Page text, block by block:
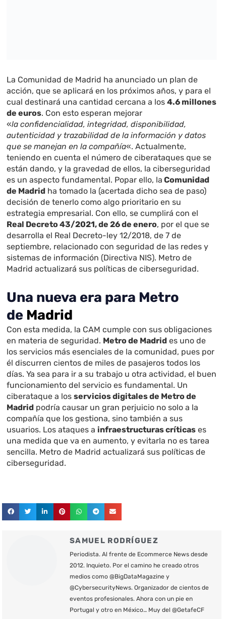
La Comunidad de Madrid ha anunciado un plan de
acción, que se aplicará en los próximos años, y para el
cual destinará una cantidad cercana a los4.6 millones
de euros. Con esto esperan mejorar
«la confidencialidad, integridad, disponibilidad,
autenticidad y trazabilidad de la información y datos
que se manejan en la compañía«. Actualmente,
teniendo en cuenta el número de ciberataques que se
están dando, y la gravedad de ellos, la ciberseguridad
es un aspecto fundamental. Popar ello, la Comunidad
de Madrid ha tomado la (acertada dicho sea de paso)
decisión de tenerlo como algo prioritario en su
estrategia empresarial. Con ello, se cumplirá con el
Real Decreto 43/2021, de 26 de enero, por el que se
desarrolla el Real Decreto-ley 12/2018, de 7 de
septiembre, relacionado con seguridad de las redes y
sistemas de información (Directiva NIS). Metro de
Madrid actualizará sus políticas de ciberseguridad.
Una nueva era para Metro
de Madrid
Con esta medida, la CAM cumple con sus obligaciones
en materia de seguridad. Metro de Madrid es uno de
los servicios más esenciales de la comunidad, pues por
él discurren cientos de miles de pasajeros todos los
días. Ya sea para ir a su trabajo u otra actividad, el buen
funcionamiento del servicio es fundamental. Un
ciberataque a losservicios digitales de Metro de
Madrid podría causar un gran perjuicio no solo a la
compañía que los gestiona, sino también a sus
usuarios. Los ataques a infraestructuras críticas es
una medida que va en aumento, y evitarla no es tarea
sencilla. Metro de Madrid actualizará sus políticas de
ciberseguridad.
SAMUEL RODRÍGUEZ
Periodista. Al frente de Ecommerce News desde
2012. Inquieto. Por el camino he creado otros
medios como @BigDataMagazine y
@CybersecurityNews. Organizador de cientos de
eventos profesionales. Ahora con un pie en
Portugal y otro en México… Muy del @GetafeCF